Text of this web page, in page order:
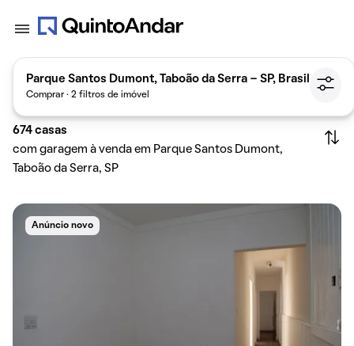
Parque Santos Dumont, Taboão da Serra - SP, Brasil
Comprar · 2 filtros de imóvel
674 casas
com garagem à venda em Parque Santos Dumont,
Taboão da Serra, SP
Anúncio novo